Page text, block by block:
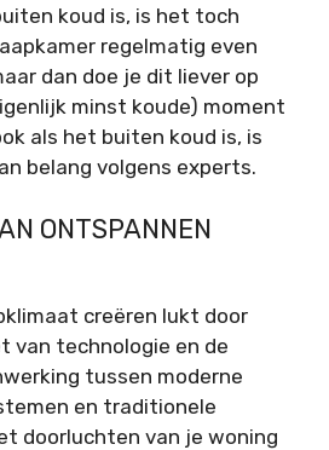
koud is, is het toch
regelmatig even
dan doe je dit liever op
minst koude) moment
als het buiten koud is, is
belang volgens experts.
ONTSPANNEN
creëren lukt door
van technologie en de
tussen moderne
en traditionele
doorluchten van je woning